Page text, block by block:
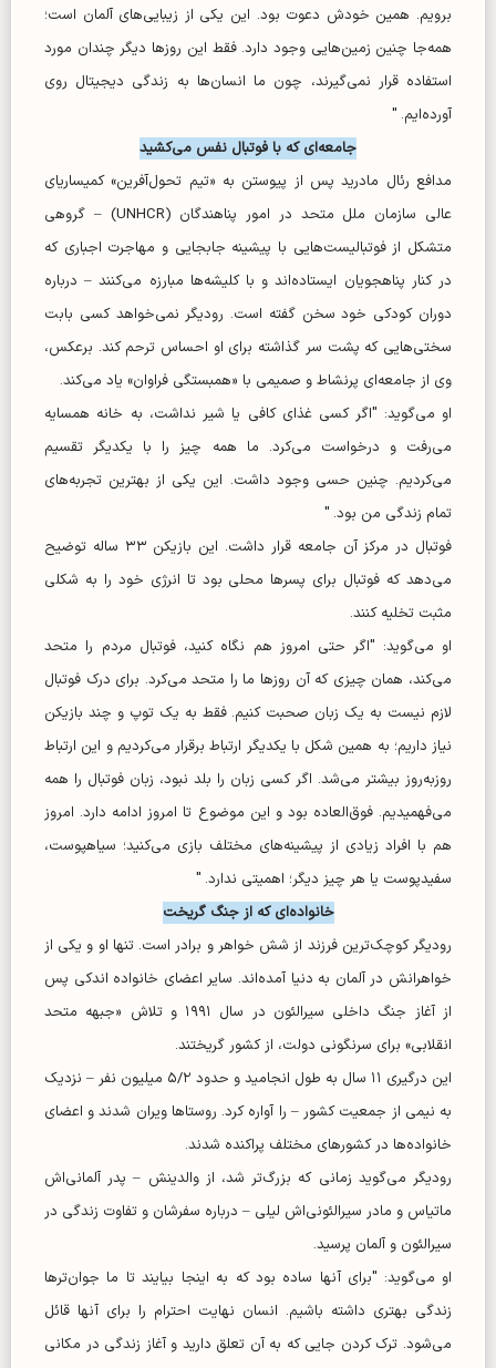
برویم. همین خودش دعوت بود. این یکی از زیبایی‌های آلمان است؛
همه‌جا چنین زمین‌هایی وجود دارد. فقط این روز‌ها دیگر چندان مورد
استفاده قرار نمی‌گیرند، چون ما انسان‌ها به زندگی دیجیتال روی
آورده‌ایم. "
جامعه‌ای که با فوتبال نفس می‌کشید
مدافع رئال مادرید پس از پیوستن به «تیم تحول‌آفرین» کمیساریای
عالی سازمان ملل متحد در امور پناهندگان (UNHCR) – گروهی
متشکل از فوتبالیست‌هایی با پیشینه جابجایی و مهاجرت اجباری که
در کنار پناهجویان ایستاده‌اند و با کلیشه‌ها مبارزه می‌کنند – درباره
دوران کودکی خود سخن گفته است. رودیگر نمی‌خواهد کسی بابت
سختی‌هایی که پشت سر گذاشته برای او احساس ترحم کند. برعکس،
وی از جامعه‌ای پرنشاط و صمیمی با «همبستگی فراوان» یاد می‌کند.
او می‌گوید: "اگر کسی غذای کافی یا شیر نداشت، به خانه همسایه
می‌رفت و درخواست می‌کرد. ما همه چیز را با یکدیگر تقسیم
می‌کردیم. چنین حسی وجود داشت. این یکی از بهترین تجربه‌های
تمام زندگی من بود. "
فوتبال در مرکز آن جامعه قرار داشت. این بازیکن ۳۳ ساله توضیح
می‌دهد که فوتبال برای پسر‌ها محلی بود تا انرژی خود را به شکلی
مثبت تخلیه کنند.
او می‌گوید: "اگر حتی امروز هم نگاه کنید، فوتبال مردم را متحد
می‌کند، همان چیزی که آن روز‌ها ما را متحد می‌کرد. برای درک فوتبال
لازم نیست به یک زبان صحبت کنیم. فقط به یک توپ و چند بازیکن
نیاز داریم؛ به همین شکل با یکدیگر ارتباط برقرار می‌کردیم و این ارتباط
روزبه‌روز بیشتر می‌شد. اگر کسی زبان را بلد نبود، زبان فوتبال را همه
می‌فهمیدیم. فوق‌العاده بود و این موضوع تا امروز ادامه دارد. امروز
هم با افراد زیادی از پیشینه‌های مختلف بازی می‌کنید؛ سیاهپوست،
سفیدپوست یا هر چیز دیگر؛ اهمیتی ندارد. "
خانواده‌ای که از جنگ گریخت
رودیگر کوچک‌ترین فرزند از شش خواهر و برادر است. تنها او و یکی از
خواهرانش در آلمان به دنیا آمده‌اند. سایر اعضای خانواده اندکی پس
از آغاز جنگ داخلی سیرالئون در سال ۱۹۹۱ و تلاش «جبهه متحد
انقلابی» برای سرنگونی دولت، از کشور گریختند.
این درگیری ۱۱ سال به طول انجامید و حدود ۵/۲ میلیون نفر – نزدیک
به نیمی از جمعیت کشور – را آواره کرد. روستا‌ها ویران شدند و اعضای
خانواده‌ها در کشور‌های مختلف پراکنده شدند.
رودیگر می‌گوید زمانی که بزرگ‌تر شد، از والدینش – پدر آلمانی‌اش
ماتیاس و مادر سیرالئونی‌اش لیلی – درباره سفرشان و تفاوت زندگی در
سیرالئون و آلمان پرسید.
او می‌گوید: "برای آنها ساده بود که به اینجا بیایند تا ما جوان‌تر‌ها
زندگی بهتری داشته باشیم. انسان نهایت احترام را برای آنها قائل
می‌شود. ترک کردن جایی که به آن تعلق دارید و آغاز زندگی در مکانی